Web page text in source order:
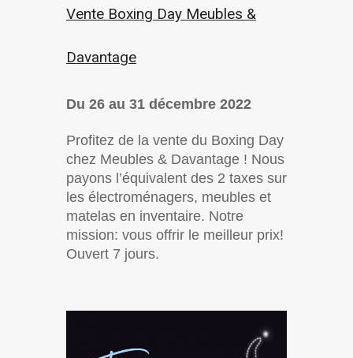
Vente Boxing Day Meubles &
Davantage
Du 26 au 31 décembre 2022
Profitez de la vente du Boxing Day
chez Meubles & Davantage ! Nous
payons l’équivalent des 2 taxes sur
les électroménagers, meubles et
matelas en inventaire. Notre
mission: vous offrir le meilleur prix!
Ouvert 7 jours.